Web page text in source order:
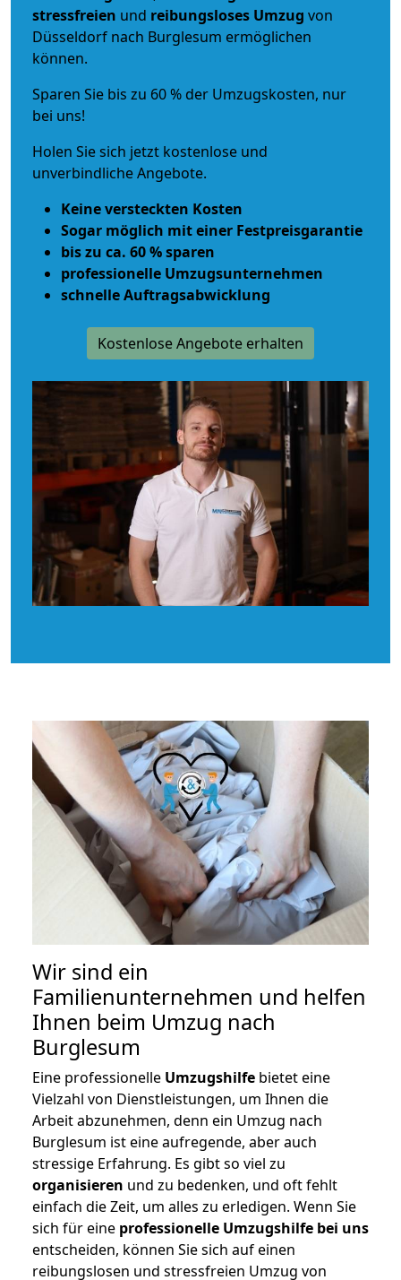
stressfreien und reibungsloses Umzug von
Düsseldorf nach Burglesum ermöglichen
können.
Sparen Sie bis zu 60 % der Umzugskosten, nur
bei uns!
Holen Sie sich jetzt kostenlose und
unverbindliche Angebote.
Keine versteckten Kosten
Sogar möglich mit einer Festpreisgarantie
bis zu ca. 60 % sparen
professionelle Umzugsunternehmen
schnelle Auftragsabwicklung
Kostenlose Angebote erhalten
Wir sind ein
Familienunternehmen und helfen
Ihnen beim Umzug nach
Burglesum
Eine professionelle Umzugshilfe bietet eine
Vielzahl von Dienstleistungen, um Ihnen die
Arbeit abzunehmen, denn ein Umzug nach
Burglesum ist eine aufregende, aber auch
stressige Erfahrung. Es gibt so viel zu
organisieren und zu bedenken, und oft fehlt
einfach die Zeit, um alles zu erledigen. Wenn Sie
sich für eine professionelle Umzugshilfe bei uns
entscheiden, können Sie sich auf einen
reibungslosen und stressfreien Umzug von